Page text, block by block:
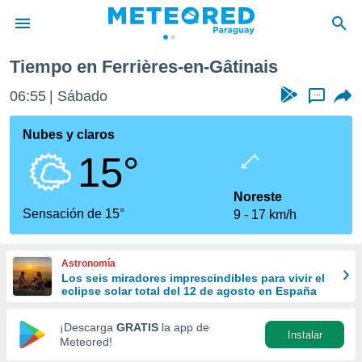
de
ha
calidad.
a este
las
y
forma
digital
basada
Tiempo en Ferrières-en-Gâtinais
06:55 Sábado ...
Nubes y claros
15°
Sensación de 15°
Noreste
9
17 km/h
Astronomía
Los seis miradores imprescindibles para vivir el
eclipse solar total del 12 de agosto en España
¡Descarga GRATIS la app de
Meteored!
Instalar